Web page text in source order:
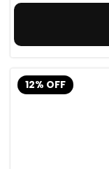
12% OFF